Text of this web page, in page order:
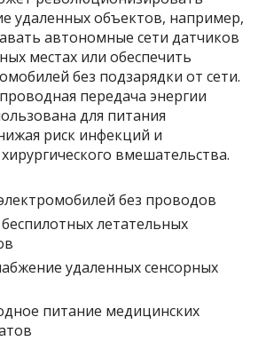
удаленных объектов, например,
автономные сети датчиков
местах или обеспечить
без подзарядки от сети.
передача энергии
для питания
риск инфекций и
вмешательства.
без проводов
летательных
удаленных сенсорных
питание медицинских